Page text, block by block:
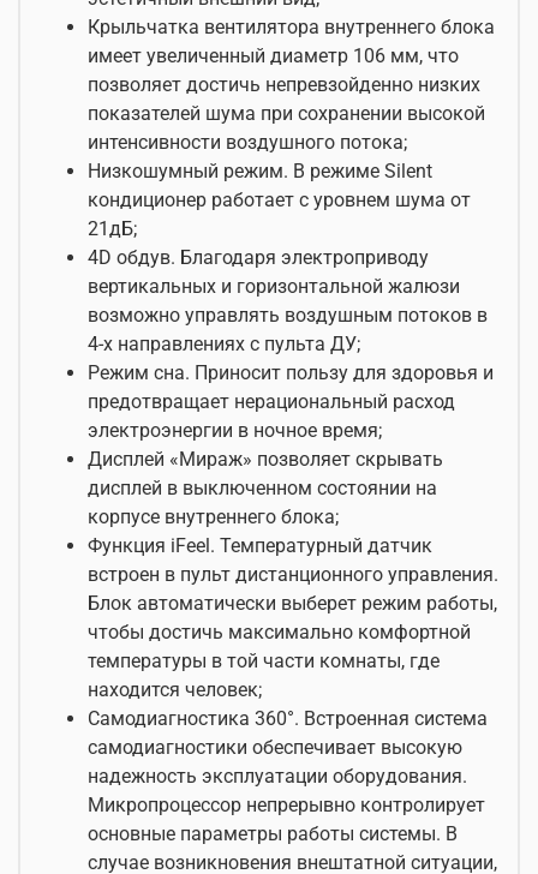
Крыльчатка вентилятора внутреннего блока
имеет увеличенный диаметр 106 мм, что
позволяет достичь непревзойденно низких
показателей шума при сохранении высокой
интенсивности воздушного потока;
Низкошумный режим. В режиме Silent
кондиционер работает с уровнем шума от
21дБ;
4D обдув. Благодаря электроприводу
вертикальных и горизонтальной жалюзи
возможно управлять воздушным потоков в
4-х направлениях с пульта ДУ;
Режим сна. Приносит пользу для здоровья и
предотвращает нерациональный расход
электроэнергии в ночное время;
Дисплей «Мираж» позволяет скрывать
дисплей в выключенном состоянии на
корпусе внутреннего блока;
Функция iFeel. Температурный датчик
встроен в пульт дистанционного управления.
Блок автоматически выберет режим работы,
чтобы достичь максимально комфортной
температуры в той части комнаты, где
находится человек;
Cамодиагностика 360°. Встроенная система
самодиагностики обеспечивает высокую
надежность эксплуатации оборудования.
Микропроцессор непрерывно контролирует
основные параметры работы системы. В
случае возникновения внештатной ситуации,